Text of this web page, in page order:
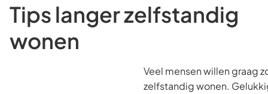
Tips langer zelfstandig
wonen
Veel mensen willen graag
zelfstandig wonen.